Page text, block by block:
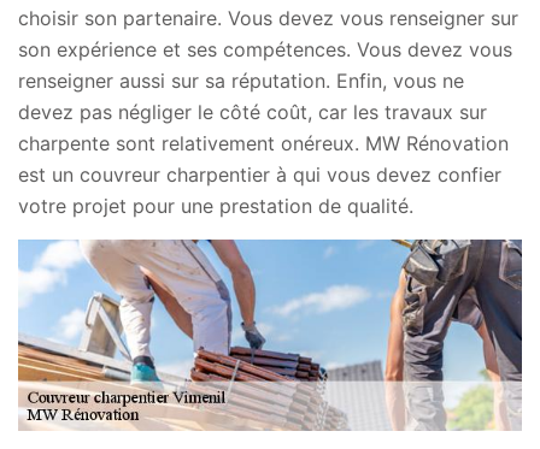
choisir son partenaire. Vous devez vous renseigner sur
son expérience et ses compétences. Vous devez vous
renseigner aussi sur sa réputation. Enfin, vous ne
devez pas négliger le côté coût, car les travaux sur
charpente sont relativement onéreux. MW Rénovation
est un couvreur charpentier à qui vous devez confier
votre projet pour une prestation de qualité.